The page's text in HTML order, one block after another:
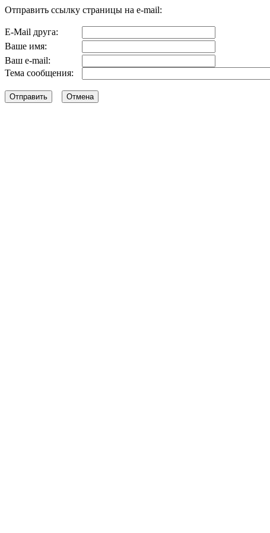
Отправить ссылку страницы на e-mail:
E-Mail друга:
Ваше имя:
Ваш e-mail:
Тема сообщения: